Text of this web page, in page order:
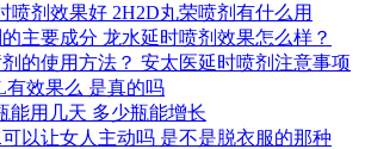
喷剂效果好 2H2D丸荣喷剂有什么用
主要成分 龙水延时喷剂效果怎么样？
的使用方法？ 安太医延时喷剂注意事项
效果么 是真的吗
能用几天 多少瓶能增长
以让女人主动吗 是不是脱衣服的那种